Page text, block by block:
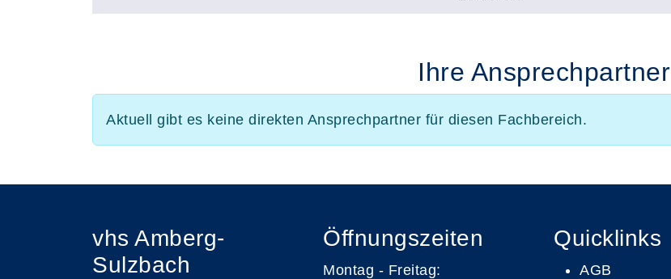
Ihre Ansprechpartner
Aktuell gibt es keine direkten Ansprechpartner für diesen Fachbereich.
vhs Amberg-
Sulzbach
Öffnungszeiten
Montag - Freitag:
Quicklinks
AGB